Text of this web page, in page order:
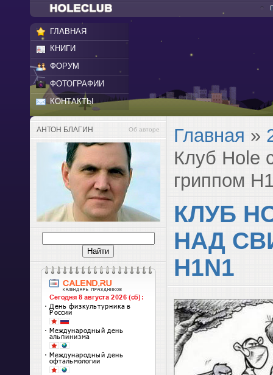
ГЛАВНАЯ
КНИГИ
ФОРУМ
ФОТОГРАФИИ
КОНТАКТЫ
АНТОН БЛАГИН Об авторе Главная »
Клуб Hole
гриппом
КЛУБ
НАД
H1N1